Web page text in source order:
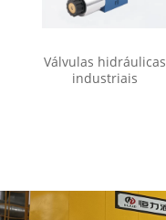
Válvulas hidráulicas
industriais